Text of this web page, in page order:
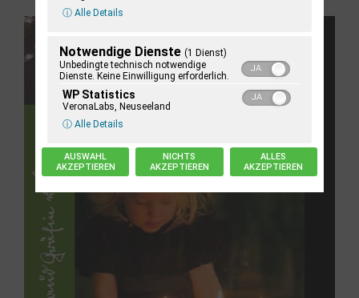
ⓘ Alle Details
Notwendige Dienste (1 Dienst)
Unbedingte technisch notwendige
Dienste. Keine Einwilligung erforderlich.
WP Statistics
VeronaLabs, Neuseeland
ⓘ Alle Details
AUSWAHL
AKZEPTIEREN
NICHTS
AKZEPTIEREN
ALLES
AKZEPTIEREN